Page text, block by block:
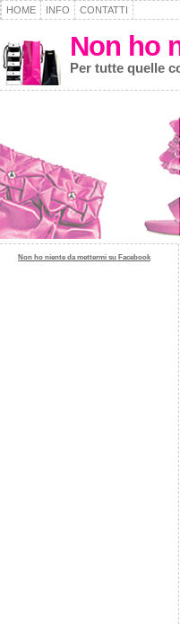
HOME INFO CONTATTI
Non ho
Per tutte quelle
Non ho niente da mettermi su Facebook